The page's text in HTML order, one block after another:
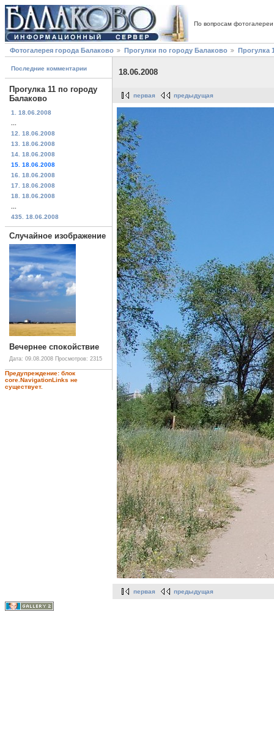
По вопросам
Фотогалерея города Балаково Прогулки по городу Балаково Прогулка
Последние комментарии
Прогулка 11 по городу
Балаково
1. 18.06.2008
12. 18.06.2008
13. 18.06.2008
14. 18.06.2008
15. 18.06.2008
16. 18.06.2008
17. 18.06.2008
18. 18.06.2008
435. 18.06.2008
Случайное изображение
Вечернее спокойствие
Дата: 09.08.2008 Просмотров: 2315
Предупреждение: блок
core.NavigationLinks не
существует.
18.06.2008
первая предыдущая
первая предыдущая